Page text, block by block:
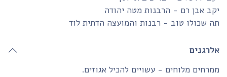
אבן רם - הרבנות מטה יהודה
שכולו טוב - רבנות והמועצה הדתית לוד
מלוחים - עשויים להכיל אגוזים.